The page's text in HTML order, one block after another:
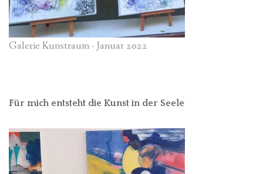
Galerie Kunstraum - Januar 2022
Für mich entsteht die Kunst in der Seele